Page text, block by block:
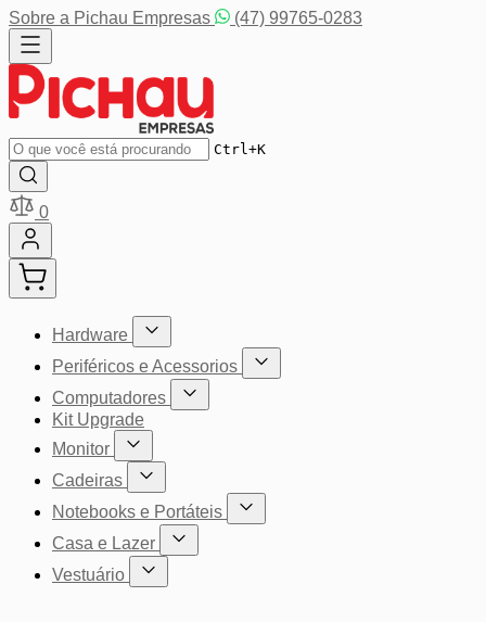
Pular para o conteúdo
Sobre a Pichau Empresas (47) 99765-0283
Buscar
Ctrl+K
0
Hardware
Mostrar submenu para a categoria Hardware
Periféricos e Acessorios
Mostrar submenu para a categoria
Computadores
Mostrar submenu para a categoria
Kit Upgrade
Monitor
Mostrar submenu para a categoria Monitor
Cadeiras
Mostrar submenu para a categoria Cadeiras
Notebooks e Portáteis
Mostrar submenu para a categoria
Casa e Lazer
Mostrar submenu para a categoria Casa e Lazer
Vestuário
Mostrar submenu para a categoria Vestuário